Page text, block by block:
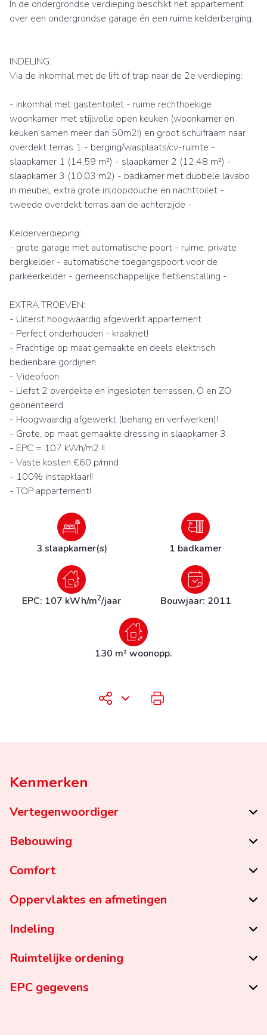
In de ondergrondse verdieping beschikt het appartement
over een ondergrondse garage én een ruime kelderberging.
INDELING:
Via de inkomhal met de lift of trap naar de 2e verdieping:
- inkomhal met gastentoilet - ruime rechthoekige
woonkamer met stijlvolle open keuken (woonkamer en
keuken samen meer dan 50m2!) en groot schuifraam naar
overdekt terras 1 - berging/wasplaats/cv-ruimte -
slaapkamer 1 (14,59 m²) - slaapkamer 2 (12,48 m²) -
slaapkamer 3 (10,03 m2) - badkamer met dubbele lavabo
in meubel, extra grote inloopdouche en nachttoilet -
tweede overdekt terras aan de achterzijde -
Kelderverdieping:
- grote garage met automatische poort - ruime, private
bergkelder - automatische toegangspoort voor de
parkeerkelder - gemeenschappelijke fietsenstalling -
EXTRA TROEVEN:
- Uiterst hoogwaardig afgewerkt appartement
- Perfect onderhouden - kraaknet!
- Prachtige op maat gemaakte en deels elektrisch
bedienbare gordijnen
- Videofoon
- Liefst 2 overdekte en ingesloten terrassen, O en ZO
georiënteerd
- Hoogwaardig afgewerkt (behang en verfwerken)!
- Grote, op maat gemaakte dressing in slaapkamer 3
- EPC = 107 kWh/m2 !!
- Vaste kosten €60 p/mnd
- 100% instapklaar!!
- TOP appartement!
3 slaapkamer(s) 1 badkamer
EPC: 107 kWh/m2/jaar Bouwjaar: 2011
130 m² woonopp.
Kenmerken
Vertegenwoordiger
Bebouwing
Comfort
Oppervlaktes en afmetingen
Indeling
Ruimtelijke ordening
EPC gegevens